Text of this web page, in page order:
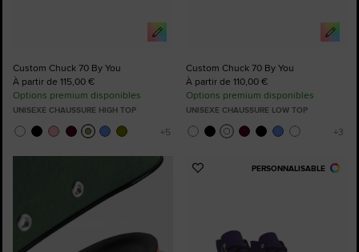
Custom Chuck 70 By You
À partir de 115,00 €
Options premium disponibles
UNISEXE CHAUSSURE HIGH TOP
Custom Chuck 70 By You
À partir de 110,00 €
Options premium disponibles
UNISEXE CHAUSSURE LOW TOP
PERSONNALISABLE
Ajouter